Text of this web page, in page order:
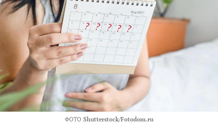
ФОТО Shutterstock/Fotodom.ru